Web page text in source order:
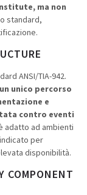
ma non
standard,
ANSI/TIA-942.
unico percorso
e
contro eventi
adatto ad ambienti
per
disponibilità.
COMPONENT